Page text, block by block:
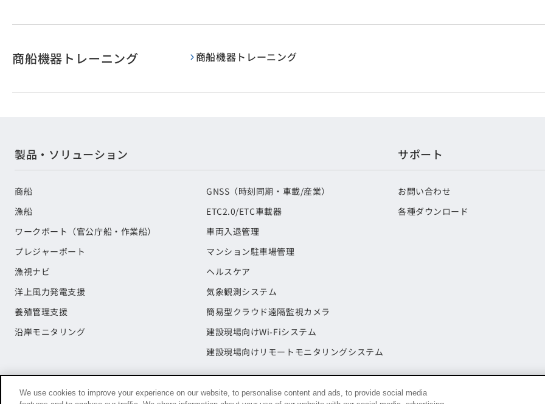
商船機器トレーニング 商船機器トレーニング
製品・ソリューション
商船
漁船
ワークボート（官公庁船・作業船）
プレジャーボート
漁視ナビ
洋上風力発電支援
養殖管理支援
沿岸モニタリング
GNSS（時刻同期・車載/産業）
ETC2.0/ETC車載器
車両入退管理
マンション駐車場管理
ヘルスケア
気象観測システム
簡易型クラウド遠隔監視カメラ
建設現場向けWi-Fiシステム
建設現場向けリモートモニタリングシステム
サポート
お問い合わせ
各種ダウンロード
We use cookies to improve your experience on our website, to personalise content and ads, to provide social media